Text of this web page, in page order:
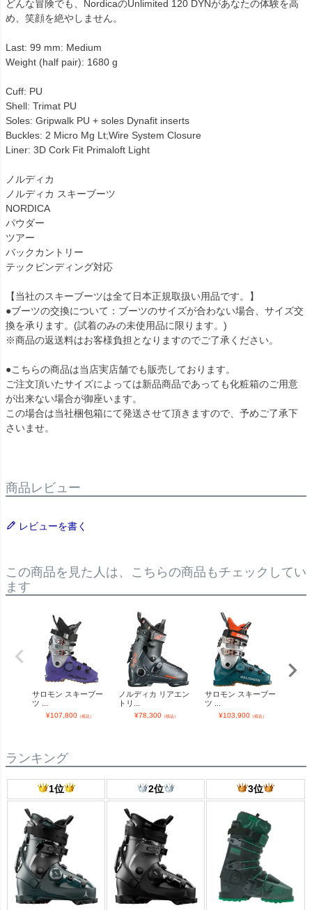
どんな冒険でも、NordicaのUnlimited 120 DYNがあなたの体験を高
め、笑顔を絶やしません。
Last: 99 mm: Medium
Weight (half pair): 1680 g
Cuff: PU
Shell: Trimat PU
Soles: Gripwalk PU + soles Dynafit inserts
Buckles: 2 Micro Mg Lt;Wire System Closure
Liner: 3D Cork Fit Primaloft Light
ノルディカ
ノルディカ スキーブーツ
NORDICA
パウダー
ツアー
バックカントリー
テックビンディング対応
【当社のスキーブーツは全て日本正規取扱い用品です。】
●ブーツの交換について：ブーツのサイズが合わない場合、サイズ交
換を承ります。(試着のみの未使用品に限ります。)
※商品の返送料はお客様負担となりますのでご了承ください。
●こちらの商品は当店実店舗でも販売しております。
ご注文頂いたサイズによっては新品商品であっても化粧箱のご用意
が出来ない場合が御座います。
この場合は当社梱包箱にて発送させて頂きますので、予めご了承下
さいませ。
商品レビュー
レビューを書く
この商品を見た人は、こちらの商品もチェックしてい
ます
サロモン スキーブー
ツ ...
¥107,800（税込）
ノルディカ リアエン
トリ...
¥78,300（税込）
サロモン スキーブー
ツ ...
¥103,900（税込）
ランキング
1位 2位 3位